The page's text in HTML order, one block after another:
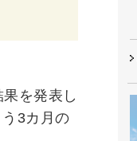
果を発表し
う3カ月の